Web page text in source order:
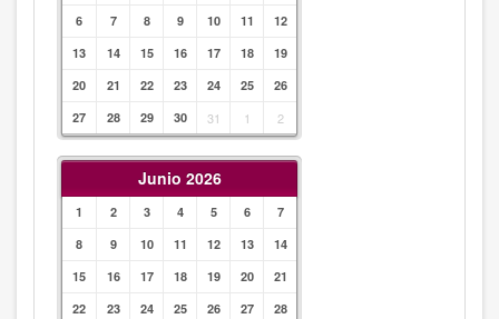
6
7 8 9 10 11
12
13
14 15 16 17 18
19
20
21 22 23 24 25
26
27
28 29 30 31 1 2
Junio 2026
1 2 3 4 5 6
7
8
9 10 11 12 13
14
15
16 17 18 19 20
21
22
23 24 25 26 27
28